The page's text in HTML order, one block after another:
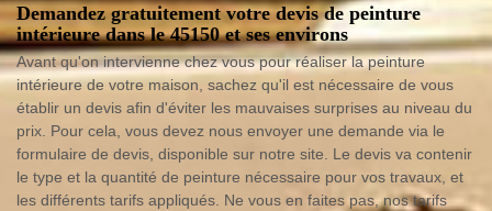
Demandez gratuitement votre devis de peinture
intérieure dans le 45150 et ses environs
Avant qu'on intervienne chez vous pour réaliser la peinture
intérieure de votre maison, sachez qu'il est nécessaire de vous
établir un devis afin d'éviter les mauvaises surprises au niveau du
prix. Pour cela, vous devez nous envoyer une demande via le
formulaire de devis, disponible sur notre site. Le devis va contenir
le type et la quantité de peinture nécessaire pour vos travaux, et
les différents tarifs appliqués. Ne vous en faites pas, nos tarifs